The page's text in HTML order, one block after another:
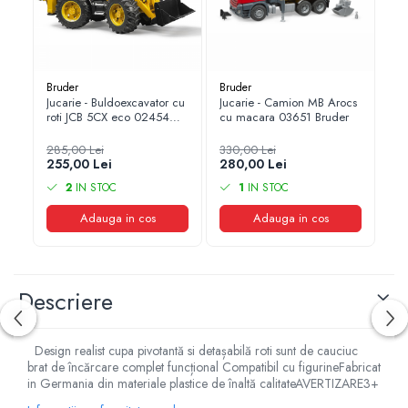
1.7.2. Placute de frana
1.7.4. Piese si accesorii frana
1.7.5. O-ring frana
1.8. Transmisie
1.8.1. Prize de putere
1.8.3. Ambreiaje
1.8.4. Transmisie punte spate
1.8.5. Transmisie punte fața 2 WD (2x4)
Bruder
Jucarie - Buldoexcavator cu
roti JCB 5CX eco 02454
285,00 Lei
255,00 Lei
2 IN STOC
Adauga in cos
Bruder
Jucarie - Camion MB Arocs
cu macara 03651 Bruder
330,00 Lei
280,00 Lei
1 IN STOC
Adauga in cos
Descriere
Design realist cupa pivotantă si detașabilă roti sunt de cauciuc
brat de încărcare complet funcțional Compatibil cu figurineFabricat
in Germania din materiale plastice de înaltă calitateAVERTIZARE3+